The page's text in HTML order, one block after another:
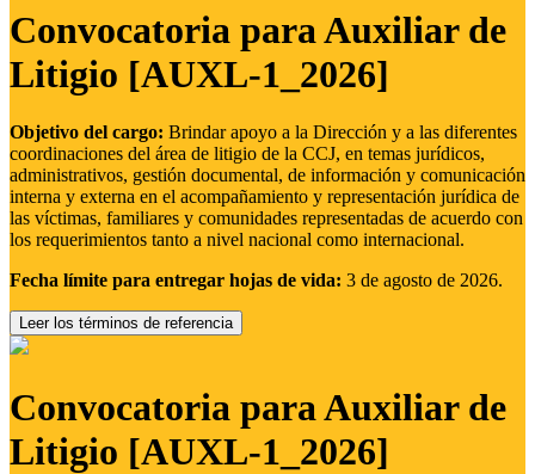
Convocatoria para Auxiliar de
Litigio [AUXL-1_2026]
Objetivo del cargo: Brindar apoyo a la Dirección y a las diferentes
coordinaciones del área de litigio de la CCJ, en temas jurídicos,
administrativos, gestión documental, de información y comunicación
interna y externa en el acompañamiento y representación jurídica de
las víctimas, familiares y comunidades representadas de acuerdo con
los requerimientos tanto a nivel nacional como internacional.
Fecha límite para entregar hojas de vida: 3 de agosto de 2026.
Leer los términos de referencia
Convocatoria para Auxiliar de
Litigio [AUXL-1_2026]